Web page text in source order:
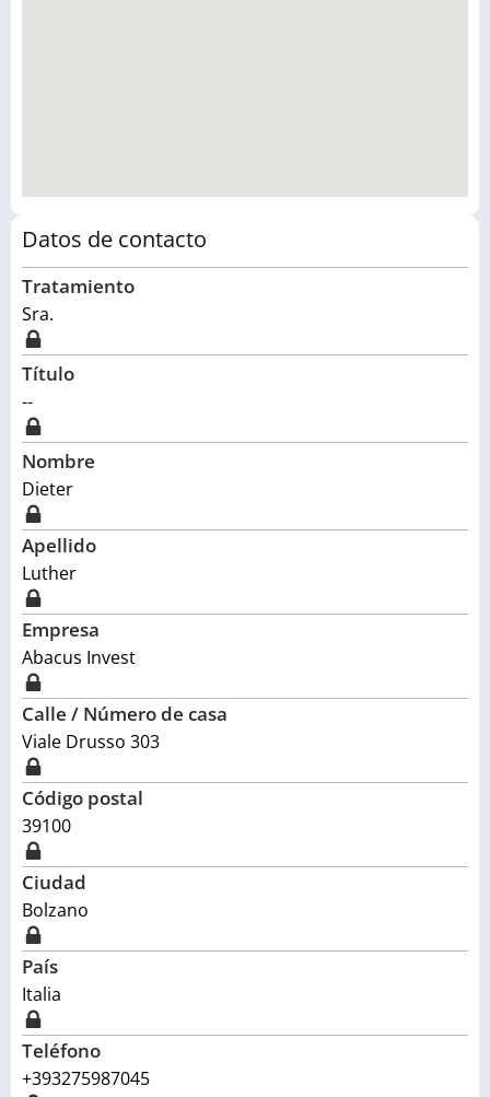
Datos de contacto
Tratamiento
Sra.
Título
--
Nombre
Dieter
Apellido
Luther
Empresa
Abacus Invest
Calle / Número de casa
Viale Drusso 303
Código postal
39100
Ciudad
Bolzano
País
Italia
Teléfono
+393275987045